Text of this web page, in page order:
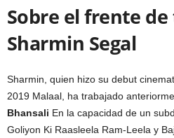
Sobre el frente
Sharmin Segal
Sharmin, quien hizo su debut
2019 Malaal, ha trabajado
Bhansali En la capacidad de un
Goliyon Ki Raasleela Ram-Leela y